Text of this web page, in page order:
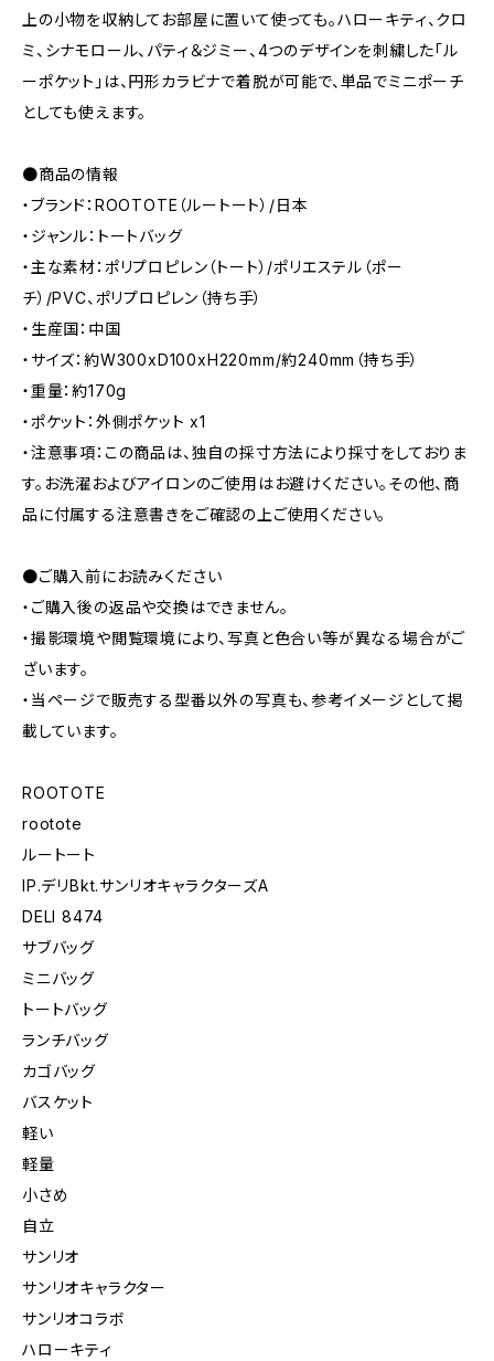
上の小物を収納してお部屋に置いて使っても。ハローキティ、クロ
ミ、シナモロール、パティ＆ジミー、4つのデザインを刺繍した「ル
ーポケット」は、円形カラビナで着脱が可能で、単品でミニポーチ
としても使えます。
●商品の情報
・ブランド：ROOTOTE（ルートート）/日本
・ジャンル：トートバッグ
・主な素材：ポリプロピレン（トート）/ポリエステル（ポー
チ）/PVC、ポリプロピレン（持ち手）
・生産国：中国
・サイズ：約W300xD100xH220mm/約240mm（持ち手）
・重量：約170g
・ポケット：外側ポケット x1
・注意事項：この商品は、独自の採寸方法により採寸をしておりま
す。お洗濯およびアイロンのご使用はお避けください。その他、商
品に付属する注意書きをご確認の上ご使用ください。
●ご購入前にお読みください
・ご購入後の返品や交換はできません。
・撮影環境や閲覧環境により、写真と色合い等が異なる場合がご
ざいます。
・当ページで販売する型番以外の写真も、参考イメージとして掲
載しています。
ROOTOTE
rootote
ルートート
IP.デリBkt.サンリオキャラクターズA
DELI 8474
サブバッグ
ミニバッグ
トートバッグ
ランチバッグ
カゴバッグ
バスケット
軽い
軽量
小さめ
自立
サンリオ
サンリオキャラクター
サンリオコラボ
ハローキティ